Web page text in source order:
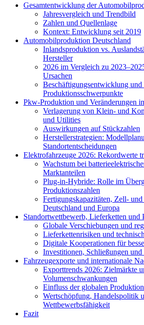
Gesamtentwicklung der
Jahresvergleich und Trendbild
Zahlen und Quellenlage
Kontext: Entwicklung seit 2019
Automobilproduktion Deutschland
Inlandsproduktion vs.
Hersteller
2026 im Vergleich zu
Ursachen
Beschäftigungsentwicklung und
Produktionsschwerpunkte
Pkw-Produktion und Veränderungen
Verlagerung von Klein- und
und Utilities
Auswirkungen auf Stückzahlen
Herstellerstrategien:
Standortentscheidungen
Elektrofahrzeuge 2026: Rekordwerte
Wachstum bei
Marktanteilen
Plug-in-Hybride: Rolle im
Produktionszahlen
Fertigungskapazitäten, Zell-
Deutschland und Europa
Standortwettbewerb, Lieferketten und
Globale Verschiebungen und
Lieferkettenrisiken und
Digitale Kooperationen für
Investitionen, Schließungen und
Fahrzeugexporte und internationale
Exporttrends 2026: Zielmärkte
Volumenschwankungen
Einfluss der globalen
Wertschöpfung, Handelspolitik
Wettbewerbsfähigkeit
Fazit